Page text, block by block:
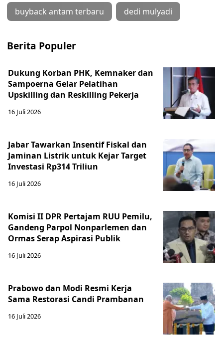
buyback antam terbaru dedi mulyadi
Berita Populer
Dukung Korban PHK, Kemnaker dan
Sampoerna Gelar Pelatihan
Upskilling dan Reskilling Pekerja
16 Juli 2026
Jabar Tawarkan Insentif Fiskal dan
Jaminan Listrik untuk Kejar Target
Investasi Rp314 Triliun
16 Juli 2026
Komisi II DPR Pertajam RUU Pemilu,
Gandeng Parpol Nonparlemen dan
Ormas Serap Aspirasi Publik
16 Juli 2026
Prabowo dan Modi Resmi Kerja
Sama Restorasi Candi Prambanan
16 Juli 2026